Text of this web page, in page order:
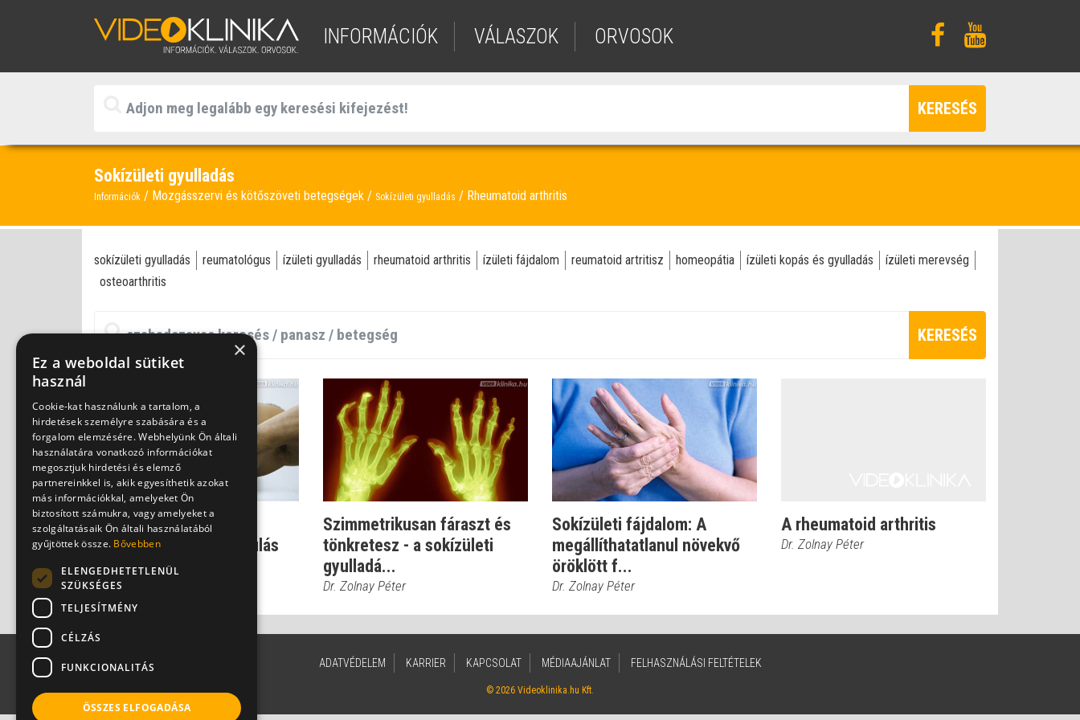
INFORMÁCIÓK VÁLASZOK ORVOSOK
KERESÉS
Sokízületi gyulladás
Információk Mozgásszervi és kötőszöveti betegségek Sokízületi gyulladás Rheumatoid arthritis
sokízületi gyulladás reumatológus ízületi gyulladás rheumatoid arthritis ízületi fájdalom reumatoid artritisz homeopátia ízületi kopás és gyulladás
ízületi merevség
osteoarthritis
KERESÉS
Így lesz a sokízületi
gyulladásból csontritkulás
Dr. Zolnay Péter
Szimmetrikusan fáraszt és
tönkretesz - a sokízületi
gyulladá...
Dr. Zolnay Péter
Sokízületi fájdalom: A
megállíthatatlanul növekvő
öröklött f...
Dr. Zolnay Péter
A rheumatoid arthritis
Dr. Zolnay Péter
ADATVÉDELEM KARRIER KAPCSOLAT MÉDIAAJÁNLAT FELHASZNÁLÁSI FELTÉTELEK
© 2026 Videoklinika.hu Kft.
×
Ez a weboldal sütiket
használ
Cookie-kat használunk a tartalom, a
hirdetések személyre szabására és a
forgalom elemzésére. Webhelyünk Ön általi
használatára vonatkozó információkat
megosztjuk hirdetési és elemző
partnereinkkel is, akik egyesíthetik azokat
más információkkal, amelyeket Ön
biztosított számukra, vagy amelyeket a
szolgáltatásaik Ön általi használatából
gyűjtöttek össze. Bővebben
ELENGEDHETETLENÜL
SZÜKSÉGES
TELJESÍTMÉNY
CÉLZÁS
FUNKCIONALITÁS
ÖSSZES ELFOGADÁSA